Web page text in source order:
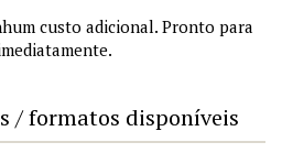
custo adicional. Pronto para
/ formatos disponíveis